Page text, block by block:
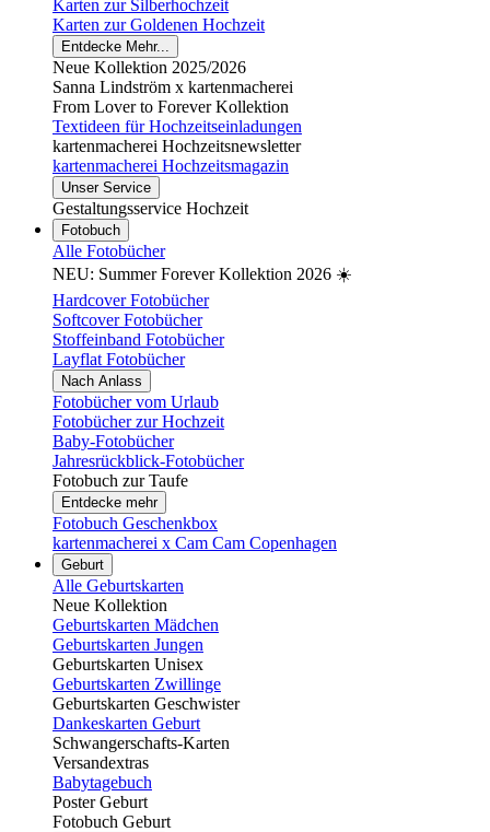
Karten zur Silberhochzeit
Karten zur Goldenen Hochzeit
Entdecke Mehr...
Neue Kollektion 2025/2026
Sanna Lindström x kartenmacherei
From Lover to Forever Kollektion
Textideen für Hochzeitseinladungen
kartenmacherei Hochzeitsnewsletter
kartenmacherei Hochzeitsmagazin
Unser Service
Gestaltungsservice Hochzeit
Fotobuch
Alle Fotobücher
NEU: Summer Forever Kollektion 2026 ☀️
Hardcover Fotobücher
Softcover Fotobücher
Stoffeinband Fotobücher
Layflat Fotobücher
Nach Anlass
Fotobücher vom Urlaub
Fotobücher zur Hochzeit
Baby-Fotobücher
Jahresrückblick-Fotobücher
Fotobuch zur Taufe
Entdecke mehr
Fotobuch Geschenkbox
kartenmacherei x Cam Cam Copenhagen
Geburt
Alle Geburtskarten
Neue Kollektion
Geburtskarten Mädchen
Geburtskarten Jungen
Geburtskarten Unisex
Geburtskarten Zwillinge
Geburtskarten Geschwister
Dankeskarten Geburt
Schwangerschafts-Karten
Versandextras
Babytagebuch
Poster Geburt
Fotobuch Geburt